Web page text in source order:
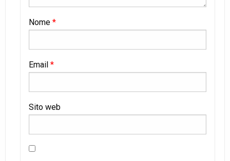
Nome *
Email *
Sito web